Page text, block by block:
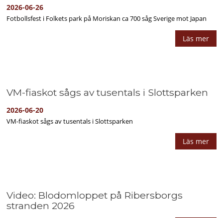
2026-06-26
Fotbollsfest i Folkets park på Moriskan ca 700 såg Sverige mot Japan
Läs mer
VM-fiaskot sågs av tusentals i Slottsparken
2026-06-20
VM-fiaskot sågs av tusentals i Slottsparken
Läs mer
Video: Blodomloppet på Ribersborgs
stranden 2026